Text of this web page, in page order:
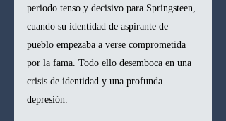
periodo tenso y decisivo para Springsteen,
cuando su identidad de aspirante de
pueblo empezaba a verse comprometida
por la fama. Todo ello desemboca en una
crisis de identidad y una profunda
depresión.